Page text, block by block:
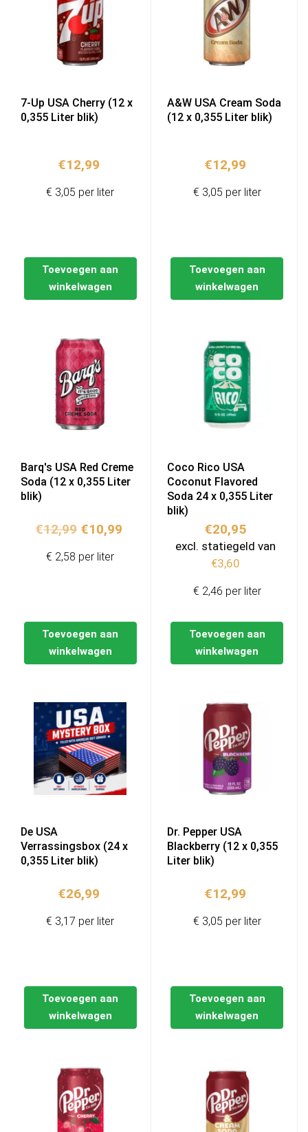
7-Up USA Cherry (12 x
0,355 Liter blik)
€12,99
Toevoegen aan
winkelwagen
€ 3,05 per liter
A&W USA Cream Soda
(12 x 0,355 Liter blik)
€12,99
Toevoegen aan
winkelwagen
€ 3,05 per liter
Barq's USA Red Creme
Soda (12 x 0,355 Liter
blik)
€12,99 Oorspronkelijke
was:
€10,99Huidige
Toevoegen aan
winkelwagen
€ 2,58 per liter
Coco Rico USA
Coconut Flavored
Soda 24 x 0,355 Liter
blik)
€20,95
excl. statiegeld van
€3,60
Toevoegen aan
winkelwagen
€ 2,46 per liter
De USA
Verrassingsbox (24 x
0,355 Liter blik)
€26,99
Toevoegen aan
winkelwagen
€ 3,17 per liter
Dr. Pepper USA
Blackberry (12 x 0,355
Liter blik)
€12,99
Toevoegen aan
winkelwagen
€ 3,05 per liter